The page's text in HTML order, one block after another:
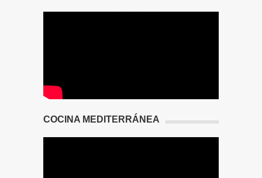
COCINA MEDITERRÁNEA